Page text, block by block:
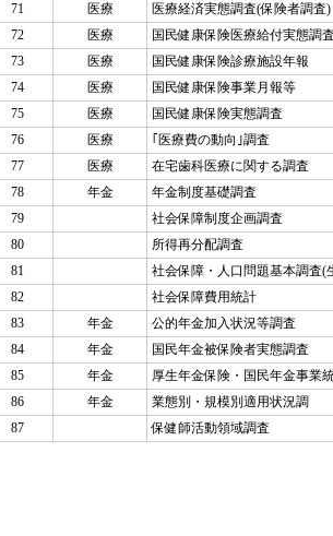
71 医療
医療経済実態調査(保険者調査)
72 医療
国民健康保険医療給付実態調査
73 医療
国民健康保険診療施設年報
74 医療
国民健康保険事業月報等
75 医療
国民健康保険実態調査
76 医療
｢医療費の動向｣調査
77 医療
在宅歯科医療に関する調査
78 年金
年金制度基礎調査
79
社会保障制度企画調査
80
所得再分配調査
81
社会保障・人口問題基本調査(
82
社会保障費用統計
83 年金
公的年金加入状況等調査
84 年金
国民年金被保険者実態調査
85 年金
厚生年金保険・国民年金事業
86 年金
業態別・規模別適用状況調
87
保健師活動領域調査